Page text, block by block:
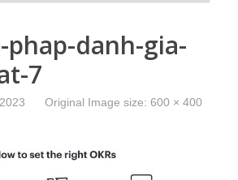
danh-gia-
7
Original Image size: 600 × 400